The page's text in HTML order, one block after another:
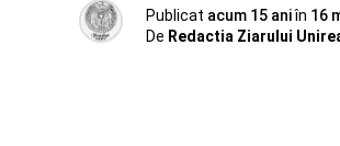
Publicat acum 15 aniîn 16
De Redactia Ziarului